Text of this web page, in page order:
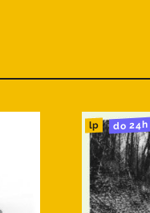
lp do 24h